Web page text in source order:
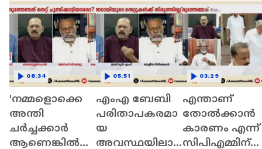
'നമ്മളൊക്കെ
അന്തി
ചർച്ചക്കാർ
ആണെങ്കിൽ
08:34
എംഎ ബേബി
പരിതാപകരമാ
യ
അവസ്ഥയിലാ
05:51
എന്താണ്
തോല്‍ക്കാന്‍
കാരണം എന്ന്
സിപിഎമ്മിന്
03:29